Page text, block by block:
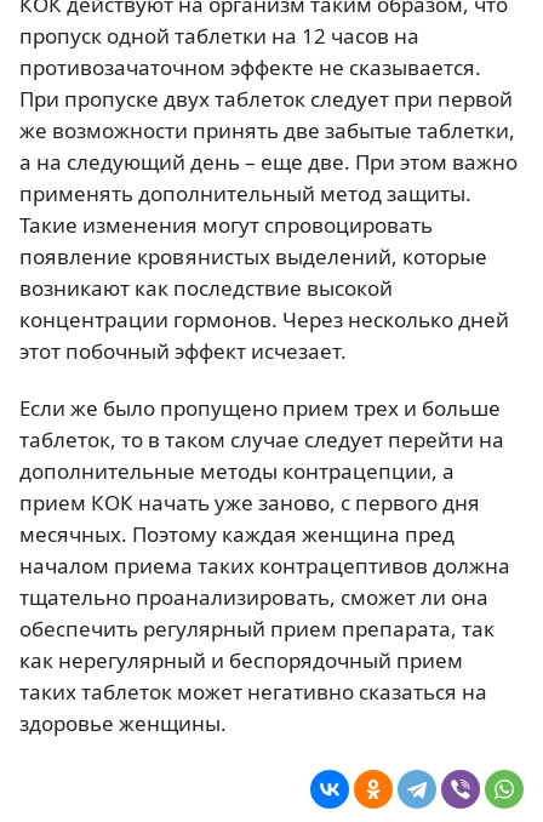
пропуск одной таблетки на 12 часов на
противозачаточном эффекте не сказывается.
При пропуске двух таблеток следует при первой
же возможности принять две забытые таблетки,
а на следующий день – еще две. При этом важно
применять дополнительный метод защиты.
Такие изменения могут спровоцировать
появление кровянистых выделений, которые
возникают как последствие высокой
концентрации гормонов. Через несколько дней
этот побочный эффект исчезает.
Если же было пропущено прием трех и больше
таблеток, то в таком случае следует перейти на
дополнительные методы контрацепции, а
прием КОК начать уже заново, с первого дня
месячных. Поэтому каждая женщина пред
началом приема таких контрацептивов должна
тщательно проанализировать, сможет ли она
обеспечить регулярный прием препарата, так
как нерегулярный и беспорядочный прием
таких таблеток может негативно сказаться на
здоровье женщины.